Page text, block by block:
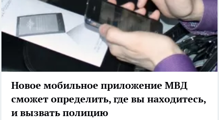
Новое мобильное приложение МВД
сможет определить, где вы находитесь,
и вызвать полицию